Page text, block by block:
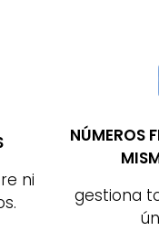
ni
NÚMEROS
gestiona